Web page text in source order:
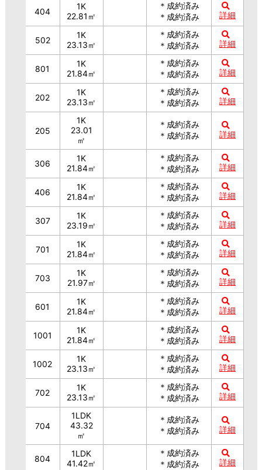
404
1K
22.81㎡
＊成約済み
＊成約済み
詳細
502
1K
23.13㎡
＊成約済み
＊成約済み
詳細
801
1K
21.84㎡
＊成約済み
＊成約済み
詳細
202
1K
23.13㎡
＊成約済み
＊成約済み
詳細
205
1K
23.01
㎡
＊成約済み
＊成約済み
詳細
306
1K
21.84㎡
＊成約済み
＊成約済み
詳細
406
1K
21.84㎡
＊成約済み
＊成約済み
詳細
307
1K
23.19㎡
＊成約済み
＊成約済み
詳細
701
1K
21.84㎡
＊成約済み
＊成約済み
詳細
703
1K
21.97㎡
＊成約済み
＊成約済み
詳細
601
1K
21.84㎡
＊成約済み
＊成約済み
詳細
1001
1K
21.84㎡
＊成約済み
＊成約済み
詳細
1002
1K
23.13㎡
＊成約済み
＊成約済み
詳細
702
1K
23.13㎡
＊成約済み
＊成約済み
詳細
704
1LDK
43.32
㎡
＊成約済み
＊成約済み
詳細
804
1LDK
41.42㎡
＊成約済み
＊成約済み
詳細